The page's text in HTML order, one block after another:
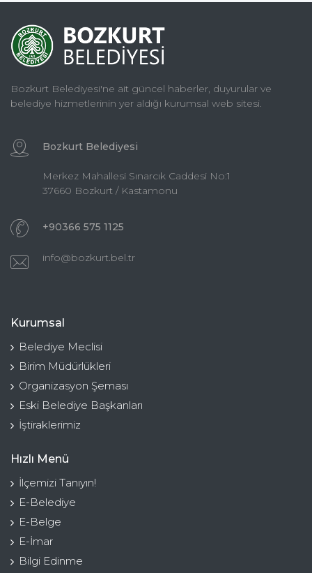
Bozkurt Belediyesi'ne ait güncel haberler, duyurular ve
belediye hizmetlerinin yer aldığı kurumsal web sitesi.
Bozkurt Belediyesi
Merkez Mahallesi Sınarcık Caddesi No:1
37660 Bozkurt / Kastamonu
+90366 575 1125
info@bozkurt.bel.tr
Kurumsal
Belediye Meclisi
Birim Müdürlükleri
Organizasyon Şeması
Eski Belediye Başkanları
İştiraklerimiz
Hızlı Menü
İlçemizi Tanıyın!
E-Belediye
E-Belge
E-İmar
Bilgi Edinme